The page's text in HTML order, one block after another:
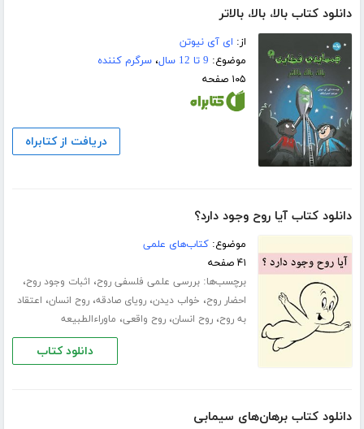
دانلود کتاب بالا، بالا، بالاتر
از: ای آی نیوتن
موضوع: 9 تا 12 سال ،سرگرم کننده
۱۰۵ صفحه
دریافت از کتابراه
دانلود کتاب آیا روح وجود دارد؟
موضوع:کتاب‌های علمی
۴۱ صفحه
برچسب‌ها:بررسی علمی فلسفی روح، اثبات وجود روح،
احضار روح، خواب دیدن،رویای صادقه،روح انسان، اعتقاد
به روح،روح انسان،روح واقعی، ماوراءالطبیعه
دانلود کتاب
دانلود کتاب برهان‌های سیمابی